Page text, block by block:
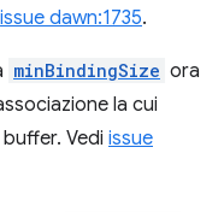
issue dawn:1735.
minBindingSize ora
la cui
Vedi issue